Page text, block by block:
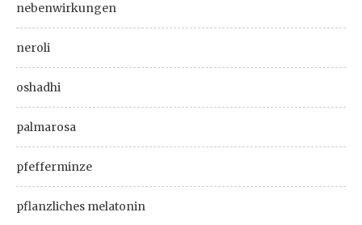
nebenwirkungen
neroli
oshadhi
palmarosa
pfefferminze
pflanzliches melatonin